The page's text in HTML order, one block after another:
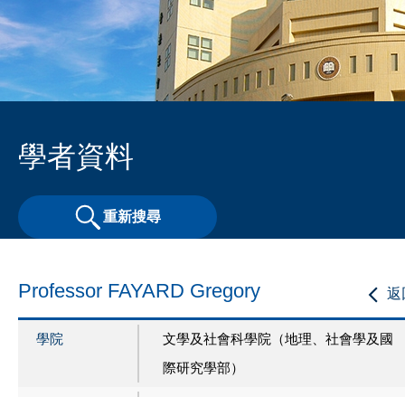
學者資料
重新搜尋
返
Professor FAYARD Gregory
學院
文學及社會科學院（地理、社會學及國
際研究學部）